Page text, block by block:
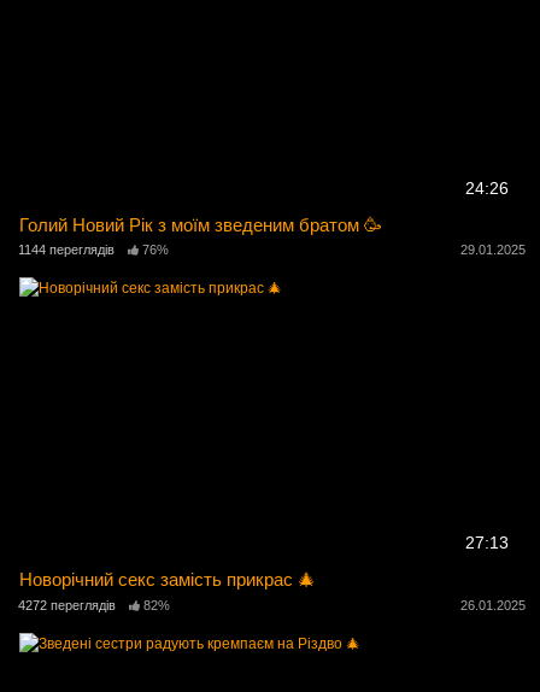
24:26
Голий Новий Рік з моїм зведеним братом 🥳
1144 переглядів 76% 29.01.2025
27:13
Новорічний секс замість прикрас 🎄
4272 переглядів 82% 26.01.2025